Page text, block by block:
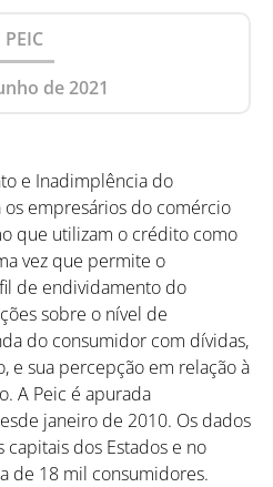
PEIC
de 2021
e Inadimplência do
os empresários do comércio
que utilizam o crédito como
vez que permite o
de endividamento do
sobre o nível de
do consumidor com dívidas,
e sua percepção em relação à
A Peic é apurada
janeiro de 2010. Os dados
capitais dos Estados e no
de 18 mil consumidores.